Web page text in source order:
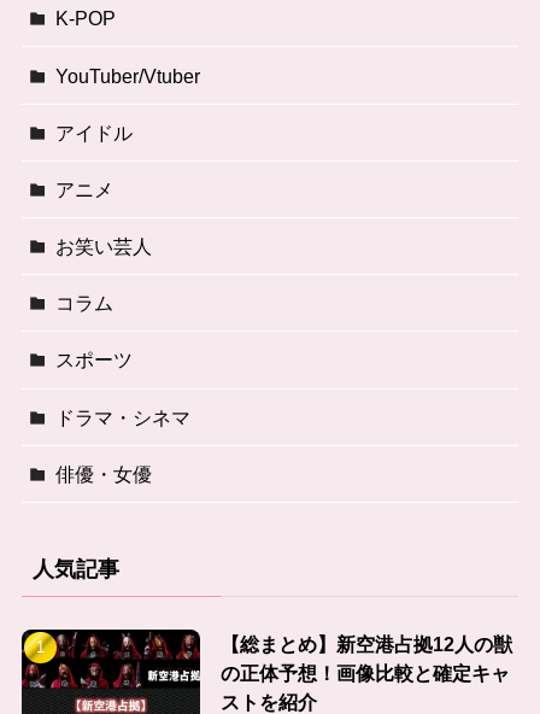
K-POP
YouTuber/Vtuber
アイドル
アニメ
お笑い芸人
コラム
スポーツ
ドラマ・シネマ
俳優・女優
人気記事
【総まとめ】新空港占拠12人の獣
の正体予想！画像比較と確定キャ
ストを紹介